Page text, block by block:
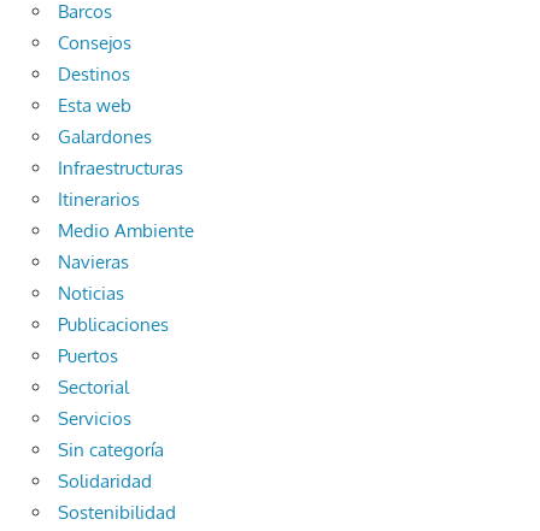
Barcos
Consejos
Destinos
Esta web
Galardones
Infraestructuras
Itinerarios
Medio Ambiente
Navieras
Noticias
Publicaciones
Puertos
Sectorial
Servicios
Sin categoría
Solidaridad
Sostenibilidad